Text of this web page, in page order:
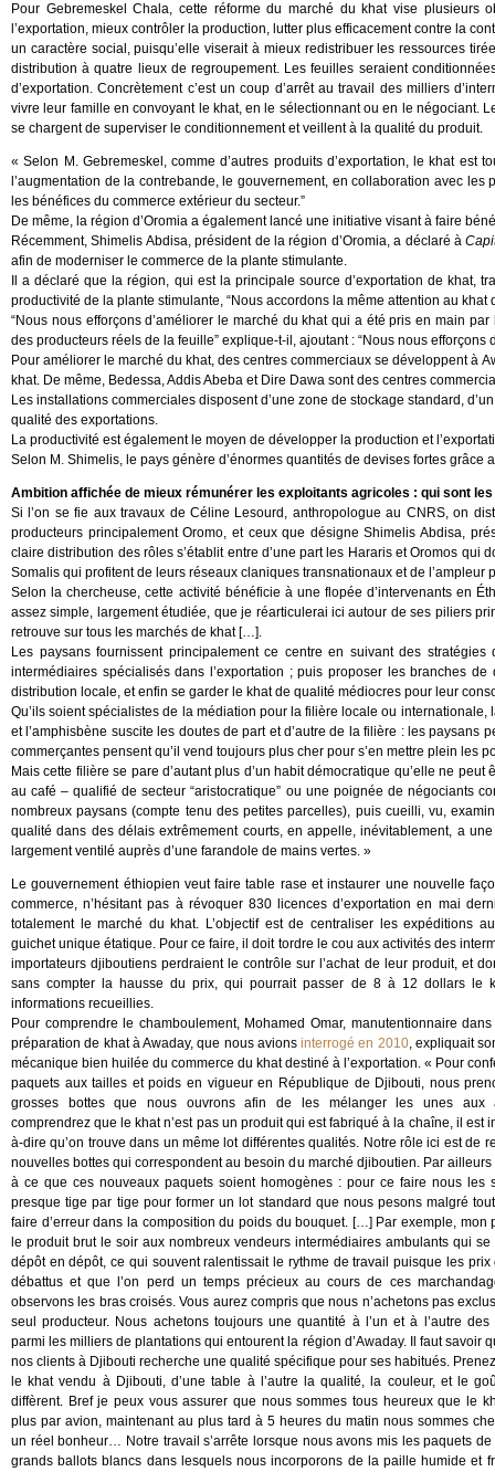
Pour Gebremeskel Chala, cette réforme du marché du khat vise
l’exportation, mieux contrôler la production, lutter plus efficacement contre la
un caractère social, puisqu’elle viserait à mieux redistribuer les ressources
distribution à quatre lieux de regroupement. Les feuilles seraient
d’exportation. Concrètement c’est un coup d’arrêt au travail des milliers
vivre leur famille en convoyant le khat, en le sélectionnant ou en le négociant.
se chargent de superviser le conditionnement et veillent à la qualité du produit.
« Selon M. Gebremeskel, comme d’autres produits d’exportation, le khat est
l’augmentation de la contrebande, le gouvernement, en collaboration avec les
les bénéfices du commerce extérieur du secteur.”
De même, la région d’Oromia a également lancé une initiative visant à faire
Récemment, Shimelis Abdisa, président de la région d’Oromia, a déclaré à
afin de moderniser le commerce de la plante stimulante.
Il a déclaré que la région, qui est la principale source d’exportation de khat,
productivité de la plante stimulante, “Nous accordons la même attention au khat
“Nous nous efforçons d’améliorer le marché du khat qui a été pris en main
des producteurs réels de la feuille” explique-t-il, ajoutant : “Nous nous
Pour améliorer le marché du khat, des centres commerciaux se développent à
khat. De même, Bedessa, Addis Abeba et Dire Dawa sont des centres
Les installations commerciales disposent d’une zone de stockage standard,
qualité des exportations.
La productivité est également le moyen de développer la production et
Selon M. Shimelis, le pays génère d’énormes quantités de devises fortes grâce
Ambition affichée de mieux rémunérer les exploitants agricoles : qui sont
Si l’on se fie aux travaux de Céline Lesourd, anthropologue au CNRS, on
producteurs principalement Oromo, et ceux que désigne Shimelis Abdisa,
claire distribution des rôles s’établit entre d’une part les Hararis et Oromos qui
Somalis qui profitent de leurs réseaux claniques transnationaux et de
Selon la chercheuse, cette activité bénéficie à une flopée d’intervenants en
assez simple, largement étudiée, que je réarticulerai ici autour de ses piliers
retrouve sur tous les marchés de khat […].
Les paysans fournissent principalement ce centre en suivant des
intermédiaires spécialisés dans l’exportation ; puis proposer les branches
distribution locale, et enfin se garder le khat de qualité médiocres pour leur
Qu’ils soient spécialistes de la médiation pour la filière locale ou
et l’amphisbène suscite les doutes de part et d’autre de la filière : les
commerçantes pensent qu’il vend toujours plus cher pour s’en mettre plein les
Mais cette filière se pare d’autant plus d’un habit démocratique qu’elle ne
au café – qualifié de secteur “aristocratique” ou une poignée de négociants
nombreux paysans (compte tenu des petites parcelles), puis cueilli, vu,
qualité dans des délais extrêmement courts, en appelle, inévitablement, a
largement ventilé auprès d’une farandole de mains vertes. »
Le gouvernement éthiopien veut faire table rase et instaurer une nouvelle
commerce, n’hésitant pas à révoquer 830 licences d’exportation en mai
totalement le marché du khat. L’objectif est de centraliser les expéditions
guichet unique étatique. Pour ce faire, il doit tordre le cou aux activités des
importateurs djiboutiens perdraient le contrôle sur l’achat de leur produit, et
sans compter la hausse du prix, qui pourrait passer de 8 à 12 dollars le
informations recueillies.
Pour comprendre le chamboulement, Mohamed Omar, manutentionnaire
préparation de khat à Awaday, que nous avionsinterrogé en 2010, expliquait
mécanique bien huilée du commerce du khat destiné à l’exportation. « Pour
paquets aux tailles et poids en vigueur en République de Djibouti, nous
grosses bottes que nous ouvrons afin de les mélanger les unes aux
comprendrez que le khat n’est pas un produit qui est fabriqué à la chaîne, il est
à-dire qu’on trouve dans un même lot différentes qualités. Notre rôle ici est de
nouvelles bottes qui correspondent au besoin du marché djiboutien. Par
à ce que ces nouveaux paquets soient homogènes : pour ce faire nous les
presque tige par tige pour former un lot standard que nous pesons malgré
faire d’erreur dans la composition du poids du bouquet. […] Par exemple, mon
le produit brut le soir aux nombreux vendeurs intermédiaires ambulants qui
dépôt en dépôt, ce qui souvent ralentissait le rythme de travail puisque les prix
débattus et que l’on perd un temps précieux au cours de ces
observons les bras croisés. Vous aurez compris que nous n’achetons pas
seul producteur. Nous achetons toujours une quantité à l’un et à l’autre des
parmi les milliers de plantations qui entourent la région d’Awaday. Il faut savoir
nos clients à Djibouti recherche une qualité spécifique pour ses habitués.
le khat vendu à Djibouti, d’une table à l’autre la qualité, la couleur, et le
diffèrent. Bref je peux vous assurer que nous sommes tous heureux que le
plus par avion, maintenant au plus tard à 5 heures du matin nous sommes
un réel bonheur… Notre travail s’arrête lorsque nous avons mis les paquets
grands ballots blancs dans lesquels nous incorporons de la paille humide et